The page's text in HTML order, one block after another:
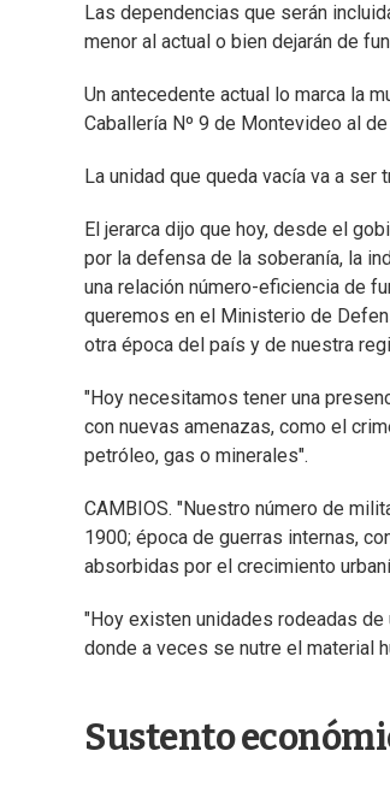
Las dependencias que serán
menor al actual o bien dejarán de
Un antecedente actual lo marca la
Caballería Nº 9 de Montevideo al
La unidad que queda vacía va a
El jerarca dijo que hoy, desde el
por la defensa de la soberanía, la
una relación número-eficiencia de
queremos en el Ministerio de
otra época del país y de nuestra
"Hoy necesitamos tener una
con nuevas amenazas, como el
petróleo, gas o minerales".
CAMBIOS. "Nuestro número de
1900; época de guerras internas,
absorbidas por el crecimiento
"Hoy existen unidades rodeadas
donde a veces se nutre el material
Sustento